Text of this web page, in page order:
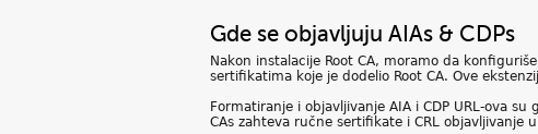
Gde se objavljuju AIAs & CDPs
Nakon instalacije Root CA, moramo da
sertifikatima koje je dodelio Root CA. Ove
Formatiranje i objavljivanje AIA i CDP URL-ova
CAs zahteva ručne sertifikate i CRL objavljivanje